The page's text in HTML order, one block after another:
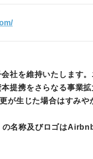
社を維持いたします
提携をさらなる事業拡
が生じた場合はすみや
名称及びロゴは